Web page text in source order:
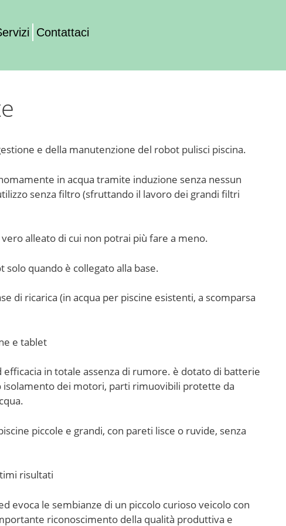
Contattaci
e della manutenzione del robot pulisci piscina.
in acqua tramite induzione senza nessun
senza filtro (sfruttando il lavoro dei grandi filtri
alleato di cui non potrai più fare a meno.
quando è collegato alla base.
di ricarica (in acqua per piscine esistenti, a scomparsa
e tablet
in totale assenza di rumore. è dotato di batterie
dei motori, parti rimuovibili protette da
piccole e grandi, con pareti lisce o ruvide, senza
risultati
evoca le sembianze di un piccolo curioso veicolo con
riconoscimento della qualità produttiva e